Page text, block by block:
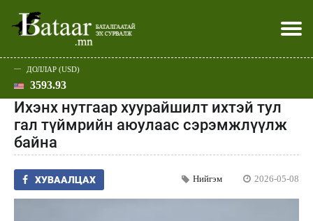
Эхлэл
Улс төр
Нийгэм
Эдийн засаг
Дэлхий
Спорт
Шар
Батаар юу хэлэв
Хэвлэл мэдээллээр
ДОЛЛАР (USD)
3593.93
Ихэнх нутгаар хуурайшилт ихтэй тул
гал түймрийн аюулаас сэрэмжлүүлж
байна
ХУВААЛЦАХ Нийгэм 2026-05-08